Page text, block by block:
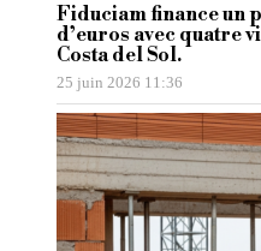
Fiduciam finance un
d’euros avec quatre
Costa del Sol.
25 juin 2026 11:36